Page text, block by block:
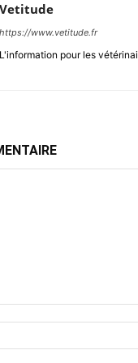
Vetitude
https://www.vetitude.fr
L'information pour les